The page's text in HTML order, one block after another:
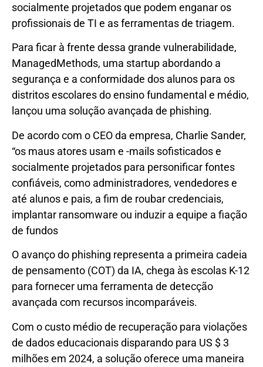
socialmente projetados que podem enganar os
profissionais de TI e as ferramentas de triagem.
Para ficar à frente dessa grande vulnerabilidade,
ManagedMethods, uma startup abordando a
segurança e a conformidade dos alunos para os
distritos escolares do ensino fundamental e médio,
lançou uma solução avançada de phishing.
De acordo com o CEO da empresa, Charlie Sander,
“os maus atores usam e -mails sofisticados e
socialmente projetados para personificar fontes
confiáveis, como administradores, vendedores e
até alunos e pais, a fim de roubar credenciais,
implantar ransomware ou induzir a equipe a fiação
de fundos
O avanço do phishing representa a primeira cadeia
de pensamento (COT) da IA, chega às escolas K-12
para fornecer uma ferramenta de detecção
avançada com recursos incomparáveis.
Com o custo médio de recuperação para violações
de dados educacionais disparando para US $ 3
milhões em 2024, a solução oferece uma maneira